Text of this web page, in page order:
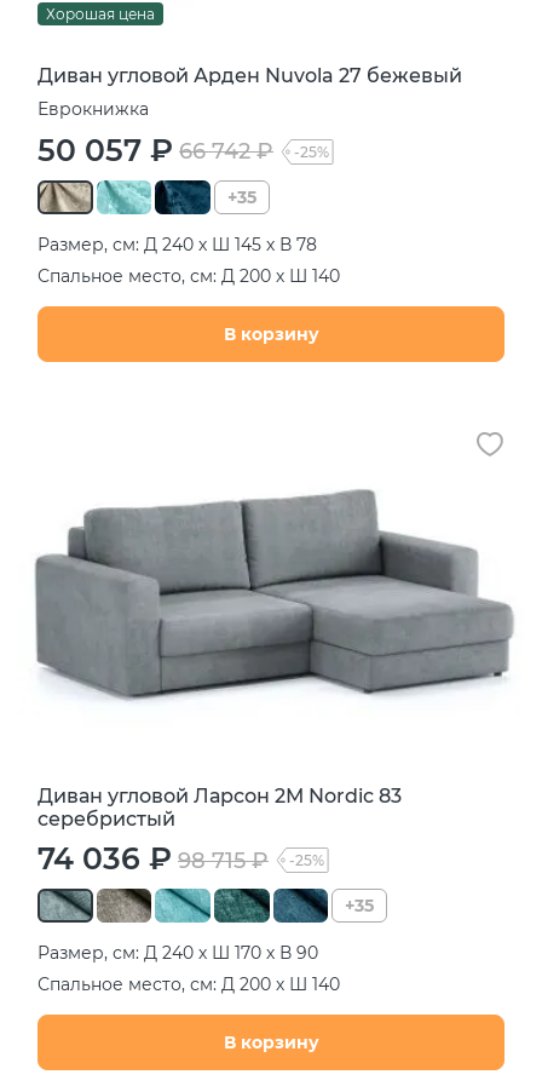
Хорошая цена
Диван угловой Арден Nuvola 27 бежевый
Еврокнижка
50 057 ₽ 66 742 ₽ -25%
+35
Размер, см: Д 240 х Ш 145 х В 78
Спальное место, см: Д 200 х Ш 140
В корзину
Диван угловой Ларсон 2М Nordic 83
серебристый
74 036 ₽ 98 715 ₽ -25%
+35
Размер, см: Д 240 х Ш 170 х В 90
Спальное место, см: Д 200 х Ш 140
В корзину